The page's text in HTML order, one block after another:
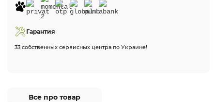
Гарантия
33 собственных сервисных центра по Украине!
Все про товар